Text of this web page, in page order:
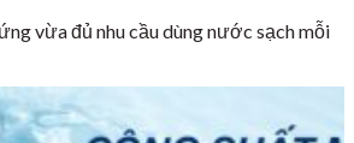
vừa đủ nhu cầu dùng nước sạch mỗi